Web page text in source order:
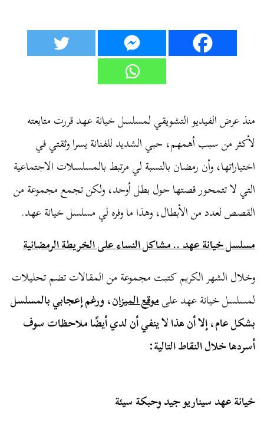
منذ عرض الفيديو التشويقي لمسلسل خيانة عهد قررت متابعته
لأكثر من سبب أهمهم، حبي الشديد للفنانة يسرا وثقتي في
اختياراتها، وأن رمضان بالنسبة لي مرتبط بالمسلسلات الاجتماعية
التي لا تتمحور قصتها حول بطل أوحد، ولكن تجمع مجموعة من
القصص لعدد من الأبطال، وهذا ما وفره لي مسلسل خيانة عهد.
مسلسل خيانة عهد .. مشاكل النساء على الخريطة الرمضانية
وخلال الشهر الكريم كتبت مجموعة من المقالات تضم تحليلات
لمسلسل خيانة عهد علىموقع الميزان، ورغم إعجابي بالمسلسل
بشكل عام، إلا أن هذا لا ينفي أن لدي أيضًا ملاحظات سوف
أسردها خلال النقاط التالية:
خيانة عهد سيناريو جيد وحبكة سيئة